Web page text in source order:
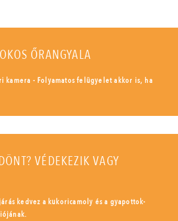
ŐRANGYALA
kamera - Folyamatos felügyelet akkor is, ha
VÉDEKEZIK VAGY
kedvez a kukoricamoly és a gyapottok-